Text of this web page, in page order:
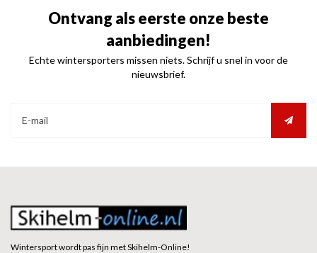
Ontvang als eerste onze beste
aanbiedingen!
Echte wintersporters missen niets. Schrijf u snel in voor de
nieuwsbrief.
Wintersport wordt pas fijn met Skihelm-Online!